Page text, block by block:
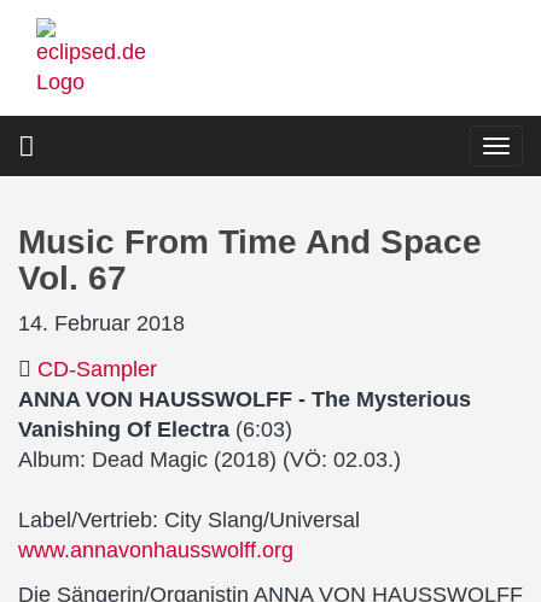
Direkt
zum
Inhalt
Music From Time And Space
Vol. 67
14. Februar 2018
CD-Sampler
ANNA VON HAUSSWOLFF - The Mysterious
Vanishing Of Electra (6:03)
Album: Dead Magic (2018) (VÖ: 02.03.)
Label/Vertrieb: City Slang/Universal
www.annavonhausswolff.org
Die Sängerin/Organistin ANNA VON HAUSSWOLFF